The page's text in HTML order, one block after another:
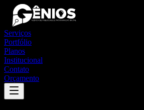
Serviços
Portfólio
Planos
Institucional
Contato
Orçamento